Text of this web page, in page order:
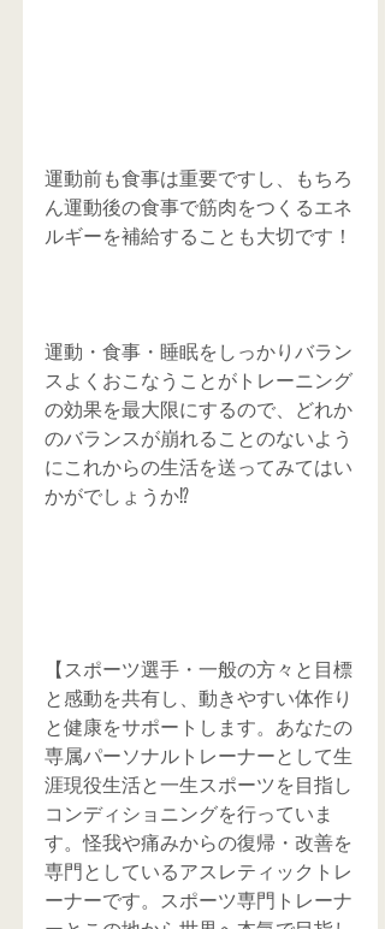
運動前も食事は重要ですし、もちろ
ん運動後の食事で筋肉をつくるエネ
ルギーを補給することも大切です！
運動・食事・睡眠をしっかりバラン
スよくおこなうことがトレーニング
の効果を最大限にするので、どれか
のバランスが崩れることのないよう
にこれからの生活を送ってみてはい
かがでしょうか⁉️
【スポーツ選手・一般の方々と目標
と感動を共有し、動きやすい体作り
と健康をサポートします。あなたの
専属パーソナルトレーナーとして生
涯現役生活と一生スポーツを目指し
コンディショニングを行っていま
す。怪我や痛みからの復帰・改善を
専門としているアスレティックトレ
ーナーです。スポーツ専門トレーナ